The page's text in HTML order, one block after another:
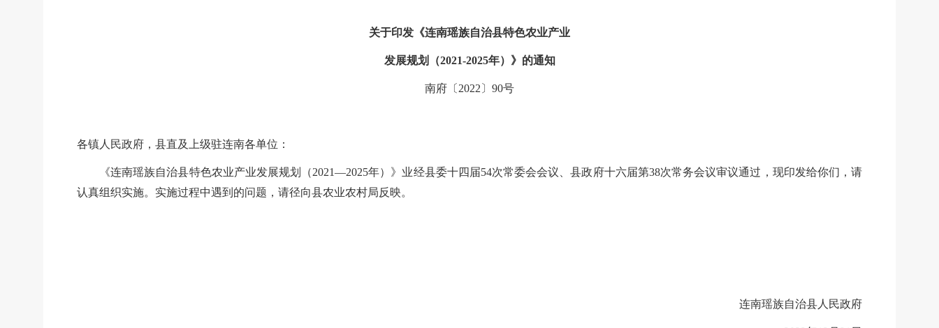
关于印发《连南瑶族自治县特色农业产业
发展规划（2021-2025年）》的通知
南府〔 2022 〕 90号
各镇人民政府，县直及上级驻连南各单位：
《连南瑶族自治县特色农业产业发展规划（2021—2025年）》业经县委十四届54次常委会会议、县政府十六届第38次常务会议审议通过，现印发给你们，请
认真组织实施。实施过程中遇到的问题，请径向县农业农村局反映。
连南瑶族自治县人民政府